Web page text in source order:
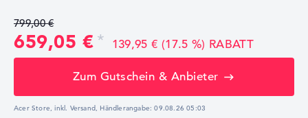
799,00 €
659,05 € 139,95 € (17.5 %) RABATT
Zum Gutschein & Anbieter
Acer Store, inkl. Versand, Händlerangabe:09.08.26 05:03